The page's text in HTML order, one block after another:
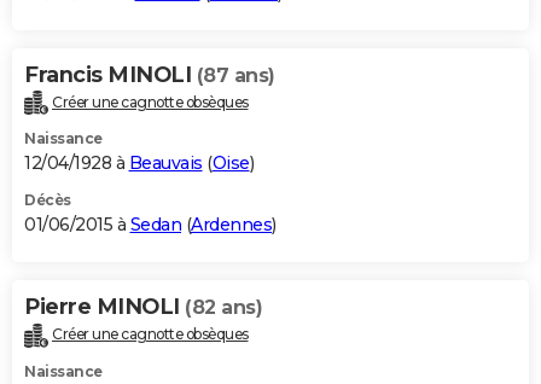
Francis MINOLI (87 ans)
Créer une cagnotte obsèques
Naissance
12/04/1928 à Beauvais (Oise)
Décès
01/06/2015 à Sedan (Ardennes)
Pierre MINOLI (82 ans)
Créer une cagnotte obsèques
Naissance